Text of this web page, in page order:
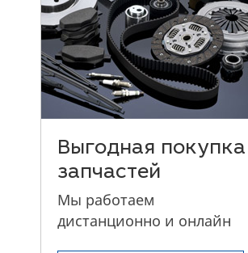
Выгодная покупка
запчастей
Мы работаем
дистанционно и онлайн